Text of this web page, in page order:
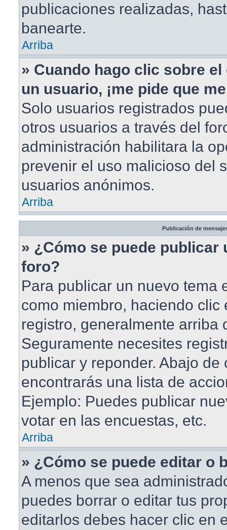
publicaciones realizadas,
banearte.
Arriba
» Cuando hago clic sobre
un usuario, ¡me pide que
Solo usuarios registrados
otros usuarios a través del
administración habilitara la
prevenir el uso malicioso del
usuarios anónimos.
Arriba
Publicación de
» ¿Cómo se puede publicar
foro?
Para publicar un nuevo tema
como miembro, haciendo clic
registro, generalmente arriba
Seguramente necesites
publicar y reponder. Abajo de
encontrarás una lista de
Ejemplo: Puedes publicar
votar en las encuestas, etc.
Arriba
» ¿Cómo se puede editar o
A menos que sea
puedes borrar o editar tus
editarlos debes hacer clic en